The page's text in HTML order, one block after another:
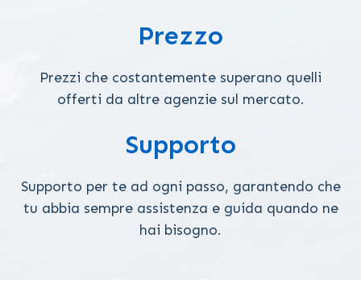
Prezzo
Prezzi che costantemente superano quelli
offerti da altre agenzie sul mercato.
Supporto
Supporto per te ad ogni passo, garantendo che
tu abbia sempre assistenza e guida quando ne
hai bisogno.